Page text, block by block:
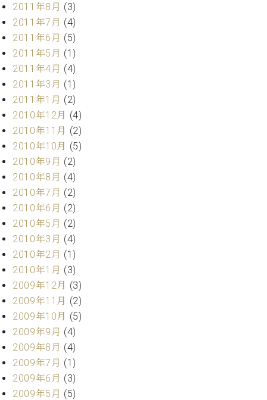
調
律
師
介
調
律
料
金
表
問
い
合
わ
せ
尾山調律師のブ
ログ Die
Musikgasse（音
楽の小道）
2011年8月 (3)
2011年7月 (4)
2011年6月 (5)
2011年5月 (1)
2011年4月 (4)
2011年3月 (1)
2011年1月 (2)
2010年12月 (4)
2010年11月 (2)
2010年10月 (5)
2010年9月 (2)
2010年8月 (4)
2010年7月 (2)
2010年6月 (2)
2010年5月 (2)
2010年3月 (4)
2010年2月 (1)
2010年1月 (3)
2009年12月 (3)
2009年11月 (2)
2009年10月 (5)
2009年9月 (4)
2009年8月 (4)
2009年7月 (1)
2009年6月 (3)
2009年5月 (5)